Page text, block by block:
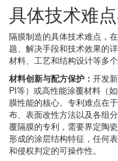
具体技术难
隔膜制造的具体技术难点，
题、解决手段和技术效果的
材料、工艺和结构设计等多个
材料创新与配方保护： 开发
PI等）或高性能涂覆材料（
膜性能的核心。专利难点在
布、表面改性方法以及各组
覆隔膜的专利，需要界定陶
形成的涂层结构特征，任何
和侵权判定的可操作性。